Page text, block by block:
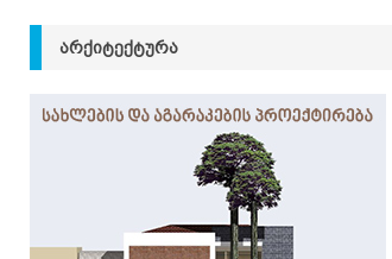
ᲐᲠᲥᲘᲢᲔᲥᲢᲣᲠᲐ